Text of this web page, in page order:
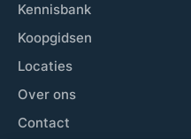
Kennisbank
Koopgidsen
Locaties
Over ons
Contact